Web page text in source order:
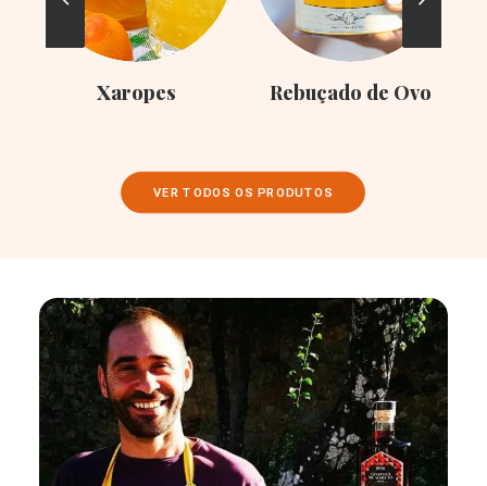
Xaropes Rebuçado de Ovo
VER TODOS OS PRODUTOS